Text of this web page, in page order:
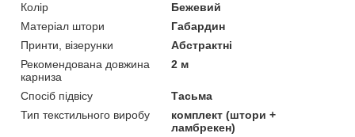
Колір
Бежевий
Матеріал штори
Габардин
Принти, візерунки
Абстрактні
Рекомендована довжина
карниза
2 м
Спосіб підвісу
Тасьма
Тип текстильного виробу
комплект (штори +
ламбрекен)